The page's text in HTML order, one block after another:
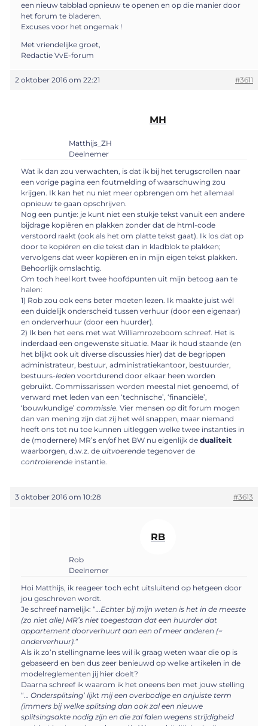
een nieuw tabblad opnieuw te openen en op die manier door
het forum te bladeren.
Excuses voor het ongemak !
Met vriendelijke groet,
Redactie VvE-forum
2 oktober 2016 om 22:21 #3611
MH
Matthijs_ZH
Deelnemer
Wat ik dan zou verwachten, is dat ik bij het terugscrollen naar
een vorige pagina een foutmelding of waarschuwing zou
krijgen. Ik kan het nu niet meer opbrengen om het allemaal
opnieuw te gaan opschrijven.
Nog een puntje: je kunt niet een stukje tekst vanuit een andere
bijdrage kopiëren en plakken zonder dat de html-code
verstoord raakt (ook als het om platte tekst gaat). Ik los dat op
door te kopiëren en die tekst dan in kladblok te plakken;
vervolgens dat weer kopiëren en in mijn eigen tekst plakken.
Behoorlijk omslachtig.
Om toch heel kort twee hoofdpunten uit mijn betoog aan te
halen:
1) Rob zou ook eens beter moeten lezen. Ik maakte juist wél
een duidelijk onderscheid tussen verhuur (door een eigenaar)
en onderverhuur (door een huurder).
2) Ik ben het eens met wat Williamrozeboom schreef. Het is
inderdaad een ongewenste situatie. Maar ik houd staande (en
het blijkt ook uit diverse discussies hier) dat de begrippen
administrateur, bestuur, administratiekantoor, bestuurder,
bestuurs-leden voortdurend door elkaar heen worden
gebruikt. Commissarissen worden meestal niet genoemd, of
verward met leden van een ‘technische’, ‘financiële’,
‘bouwkundige’ commissie. Vier mensen op dit forum mogen
dan van mening zijn dat zij het wél snappen, maar niemand
heeft ons tot nu toe kunnen uitleggen welke twee instanties in
de (modernere) MR’s en/of het BW nu eigenlijk de dualiteit
waarborgen, d.w.z. de uitvoerende tegenover de
controlerende instantie.
3 oktober 2016 om 10:28 #3613
RB
Rob
Deelnemer
Hoi Matthijs, ik reageer toch echt uitsluitend op hetgeen door
jou geschreven wordt.
Je schreef namelijk: “…Echter bij mijn weten is het in de meeste
(zo niet alle) MR’s niet toegestaan dat een huurder dat
appartement doorverhuurt aan een of meer anderen (=
onderverhuur).”
Als ik zo’n stellingname lees wil ik graag weten waar die op is
gebaseerd en ben dus zeer benieuwd op welke artikelen in de
modelreglementen jij hier doelt?
Daarna schreef ik waarom ik het oneens ben met jouw stelling
“… Ondersplitsing’ lijkt mij een overbodige en onjuiste term
(immers bij welke splitsing dan ook zal een nieuwe
splitsingsakte nodig zijn en die zal falen wegens strijdigheid